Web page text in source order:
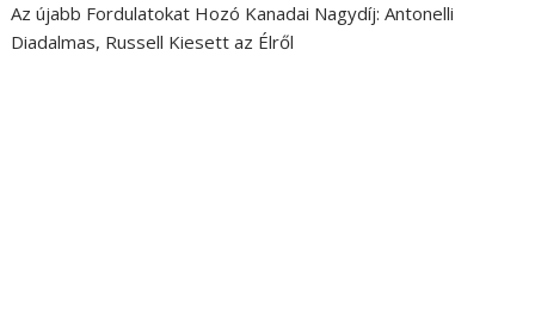
Az újabb Fordulatokat Hozó Kanadai Nagydíj: Antonelli
Diadalmas, Russell Kiesett az Élről